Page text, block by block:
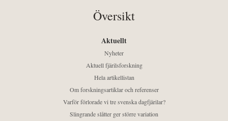
Översikt
Aktuellt
Nyheter
Aktuell fjärilsforskning
Hela artikellistan
Om forskningsartiklar och referenser
Varför förlorade vi tre svenska dagfjärilar?
Slingrande slåtter ger större variation